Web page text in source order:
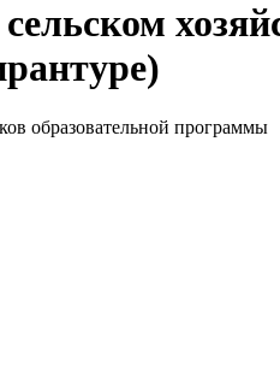
образовательной программы